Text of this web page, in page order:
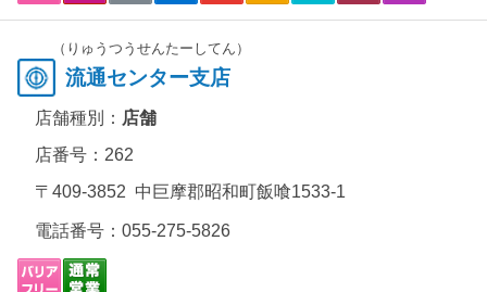
（りゅうつうせんたーしてん）
流通センター支店
店舗種別： 店舗
店番号：262
〒409-3852 中巨摩郡昭和町飯喰1533-1
電話番号： 055-275-5826